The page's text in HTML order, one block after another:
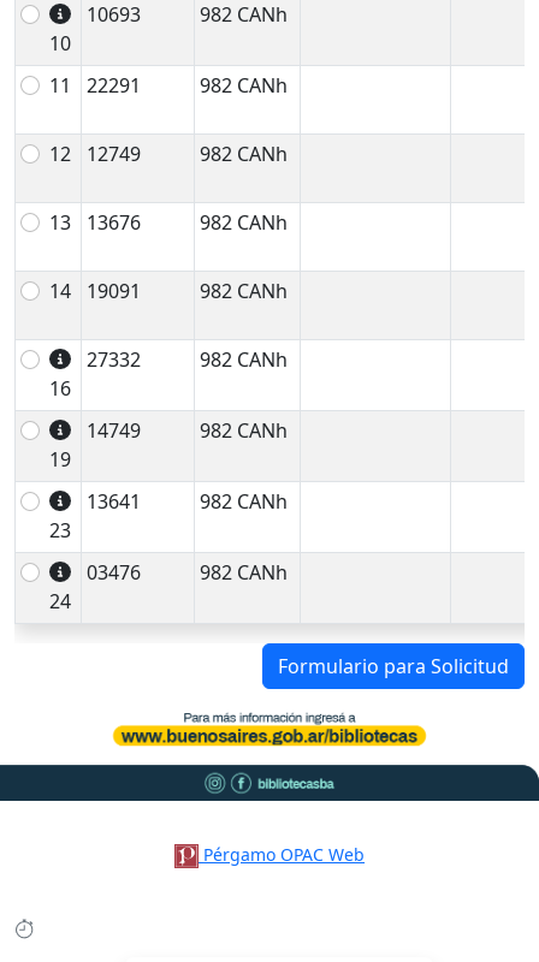
10
10693 982 CANh
11 22291 982 CANh
12 12749 982 CANh
13 13676 982 CANh
14 19091 982 CANh
16
27332 982 CANh
19
14749 982 CANh
23
13641 982 CANh
24
03476 982 CANh
Formulario para Solicitud
Pérgamo OPAC Web